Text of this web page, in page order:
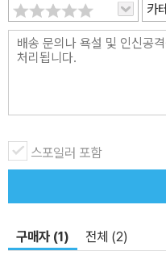
르게 친밀감을 형성하고, 자연
리하도록 영향력을 미치는 방
소중한 정보를 노리는 보이스
비결 어떤 해커들은 중요한 정
두드리는 대신, 인간의 복잡하
기도 모르게 정보를 털어놓게
이다. 다행히도 그는 이 강력
카
스포일러 포함
구매자 (1) 전체 (2)